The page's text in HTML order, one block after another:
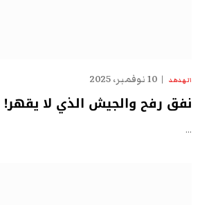
الهدهد 10 نوفمبر، 2025
نفق رفح والجيش الذي لا يقهر!
…